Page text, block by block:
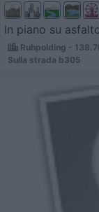
In piano su
Ruhpolding -
Sulla strada b305